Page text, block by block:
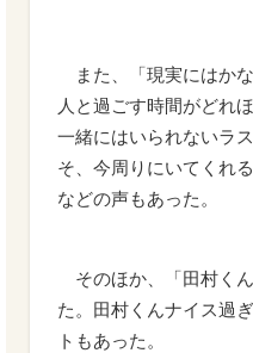
また、「現実にはか
人と過ごす時間がどれ
一緒にはいられないラ
そ、今周りにいてくれ
などの声もあった。
そのほか、「田村く
た。田村くんナイス過
トもあった。